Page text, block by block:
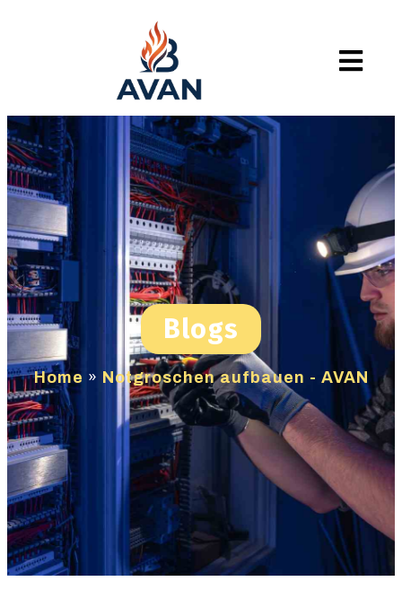
Blogs
Home » Notgroschen aufbauen - AVAN